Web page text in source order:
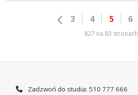
3 4 5 6
827 na 83 stronach
Zadzwoń do studia: 510 777 666